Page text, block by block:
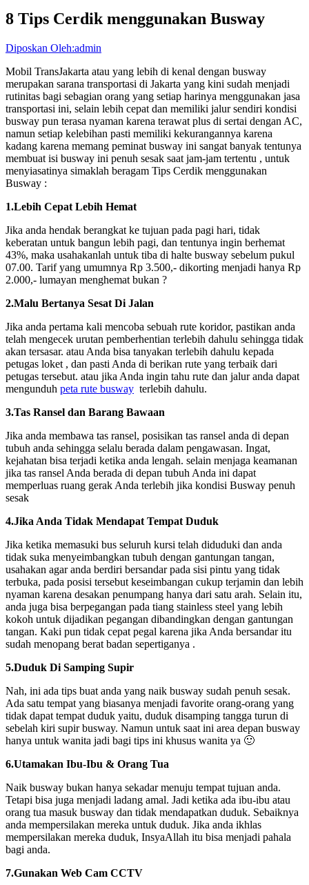
8 Tips Cerdik menggunakan Busway
Diposkan Oleh:admin
Mobil TransJakarta atau yang lebih di kenal dengan busway
merupakan sarana transportasi di Jakarta yang kini sudah menjadi
rutinitas bagi sebagian orang yang setiap harinya menggunakan jasa
transportasi ini, selain lebih cepat dan memiliki jalur sendiri kondisi
busway pun terasa nyaman karena terawat plus di sertai dengan AC,
namun setiap kelebihan pasti memiliki kekurangannya karena
kadang karena memang peminat busway ini sangat banyak tentunya
membuat isi busway ini penuh sesak saat jam-jam tertentu , untuk
menyiasatinya simaklah beragam Tips Cerdik menggunakan
Busway :
1.Lebih Cepat Lebih Hemat
Jika anda hendak berangkat ke tujuan pada pagi hari, tidak
keberatan untuk bangun lebih pagi, dan tentunya ingin berhemat
43%, maka usahakanlah untuk tiba di halte busway sebelum pukul
07.00. Tarif yang umumnya Rp 3.500,- dikorting menjadi hanya Rp
2.000,- lumayan menghemat bukan ?
2.Malu Bertanya Sesat Di Jalan
Jika anda pertama kali mencoba sebuah rute koridor, pastikan anda
telah mengecek urutan pemberhentian terlebih dahulu sehingga tidak
akan tersasar. atau Anda bisa tanyakan terlebih dahulu kepada
petugas loket , dan pasti Anda di berikan rute yang terbaik dari
petugas tersebut. atau jika Anda ingin tahu rute dan jalur anda dapat
mengunduh peta rute busway terlebih dahulu.
3.Tas Ransel dan Barang Bawaan
Jika anda membawa tas ransel, posisikan tas ransel anda di depan
tubuh anda sehingga selalu berada dalam pengawasan. Ingat,
kejahatan bisa terjadi ketika anda lengah. selain menjaga keamanan
jika tas ransel Anda berada di depan tubuh Anda ini dapat
memperluas ruang gerak Anda terlebih jika kondisi Busway penuh
sesak
4.Jika Anda Tidak Mendapat Tempat Duduk
Jika ketika memasuki bus seluruh kursi telah diduduki dan anda
tidak suka menyeimbangkan tubuh dengan gantungan tangan,
usahakan agar anda berdiri bersandar pada sisi pintu yang tidak
terbuka, pada posisi tersebut keseimbangan cukup terjamin dan lebih
nyaman karena desakan penumpang hanya dari satu arah. Selain itu,
anda juga bisa berpegangan pada tiang stainless steel yang lebih
kokoh untuk dijadikan pegangan dibandingkan dengan gantungan
tangan. Kaki pun tidak cepat pegal karena jika Anda bersandar itu
sudah menopang berat badan sepertiganya .
5.Duduk Di Samping Supir
Nah, ini ada tips buat anda yang naik busway sudah penuh sesak.
Ada satu tempat yang biasanya menjadi favorite orang-orang yang
tidak dapat tempat duduk yaitu, duduk disamping tangga turun di
sebelah kiri supir busway. Namun untuk saat ini area depan busway
hanya untuk wanita jadi bagi tips ini khusus wanita ya 🙂
6.Utamakan Ibu-Ibu & Orang Tua
Naik busway bukan hanya sekadar menuju tempat tujuan anda.
Tetapi bisa juga menjadi ladang amal. Jadi ketika ada ibu-ibu atau
orang tua masuk busway dan tidak mendapatkan duduk. Sebaiknya
anda mempersilakan mereka untuk duduk. Jika anda ikhlas
mempersilakan mereka duduk, InsyaAllah itu bisa menjadi pahala
bagi anda.
7.Gunakan Web Cam CCTV